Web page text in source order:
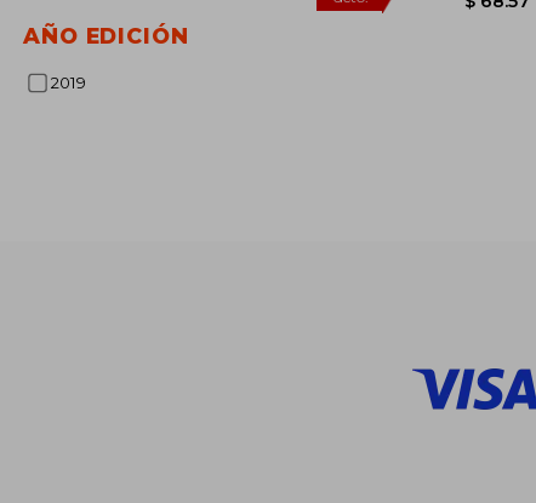
AÑO EDICIÓN
2019